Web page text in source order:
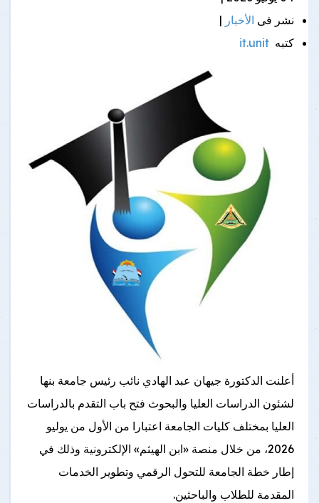
نشر فى الأخبار |
كتبه it.unit
أعلنت الدكتورة جيهان عبد الهادي نائب رئيس جامعة بنها
لشئون الدراسات العليا والبحوث فتح باب التقدم بالدراسات
العليا بمختلف كليات الجامعة اعتبارا من الأول من يوليو
2026، من خلال منصة «ابن الهيثم» الإلكترونية وذلك في
إطار خطة الجامعة للتحول الرقمي وتطوير الخدمات
المقدمة للطلاب والباحثين.